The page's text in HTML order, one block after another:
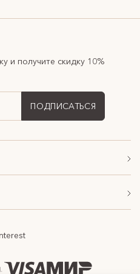
и получите скидку 10%
ПОДПИСАТЬСЯ